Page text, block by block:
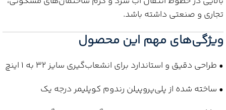
تجاری و صنعتی داشته باشد.
ویژگی‌های مهم این محصول
• طراحی دقیق و استاندارد برای انشعاب‌گیری سایز 32 به 1 اینچ
• ساخته شده از پلی‌پروپیلن رندوم کوپلیمر درجه یک